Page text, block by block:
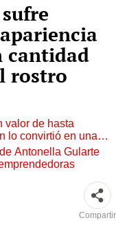
cantidad
rostro
valor de hasta
lo convirtió en una
de todo el
Antonella Gularte
Compartir